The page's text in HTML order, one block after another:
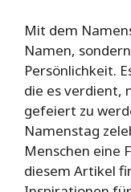
Mit dem
Namen,
Persönlichkeit.
die es verdient,
gefeiert zu
Namenstag
Menschen eine
diesem Artikel